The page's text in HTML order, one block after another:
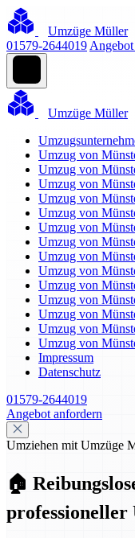
Umzüge Müller
01579-2644019
Umzüge Müller
Umzug von
Umzug von
Umzug von
Umzug von
Umzug von
Umzug von
Umzug von
Umzug von
Umzug von
Umzug von
Umzug von
Umzug von
Umzug von
Umzug von
Impressum
Datenschutz
01579-2644019
Angebot anfordern
Umziehen mit Umzüge
🏠